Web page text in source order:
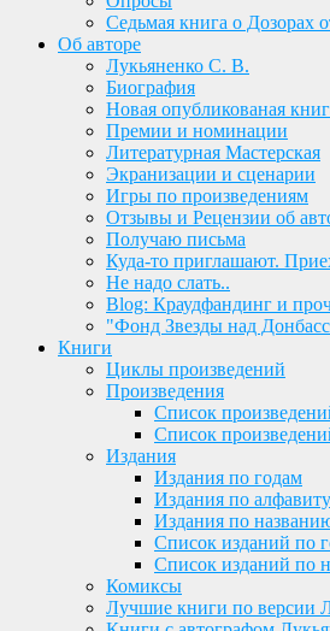
Седьмая книга о Дозорах
Об авторе
Лукьяненко С. В.
Биография
Новая опубликованая
Премии и номинации
Литературная Мастерская
Экранизации и сценарии
Игры по произведениям
Отзывы и Рецензии об
Получаю письма
Куда-то приглашают.
Не надо слать..
Blog: Краудфандинг и
"Фонд Звезды над
Книги
Циклы произведений
Произведения
Список
Список
Издания
Издания по годам
Издания по алфавиту
Издания по
Список изданий по
Список изданий по
Комиксы
Лучшие книги по версии